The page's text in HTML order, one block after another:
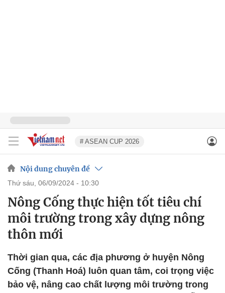
# ASEAN CUP 2026
Nội dung chuyên đề
thứ sáu, 06/09/2024 - 10:30
Nông Cống thực hiện tốt tiêu chí
môi trường trong xây dựng nông
thôn mới
Thời gian qua, các địa phương ở huyện Nông
Cống (Thanh Hoá) luôn quan tâm, coi trọng việc
bảo vệ, nâng cao chất lượng môi trường trong